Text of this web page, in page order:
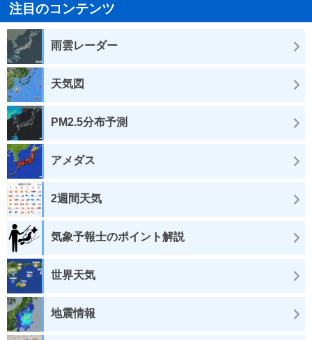
注目のコンテンツ
雨雲レーダー
天気図
PM2.5分布予測
アメダス
2週間天気
気象予報士のポイント解説
世界天気
地震情報